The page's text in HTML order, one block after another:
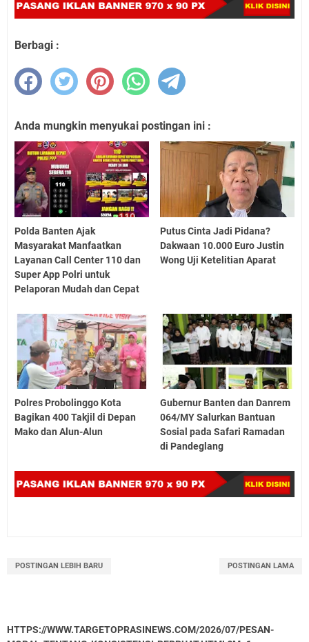
Berbagi :
Anda mungkin menyukai postingan ini :
Polda Banten Ajak
Masyarakat Manfaatkan
Layanan Call Center 110 dan
Super App Polri untuk
Pelaporan Mudah dan Cepat
Putus Cinta Jadi Pidana?
Dakwaan 10.000 Euro Justin
Wong Uji Ketelitian Aparat
Polres Probolinggo Kota
Bagikan 400 Takjil di Depan
Mako dan Alun-Alun
Gubernur Banten dan Danrem
064/MY Salurkan Bantuan
Sosial pada Safari Ramadan
di Pandeglang
POSTINGAN LEBIH BARU POSTINGAN LAMA
HTTPS://WWW.TARGETOPRASINEWS.COM/2026/07/PESAN-